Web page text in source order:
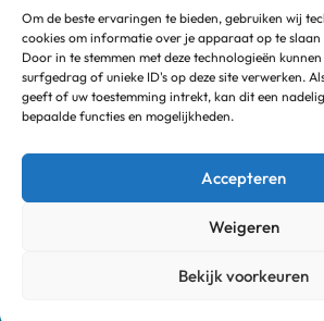
Om de beste ervaringen te bieden, gebruiken wij
cookies om informatie over je apparaat op te
Door in te stemmen met deze technologieën
surfgedrag of unieke ID's op deze site verwerken.
geeft of uw toestemming intrekt, kan dit een
bepaalde functies en mogelijkheden.
Accepteren
Weigeren
Bekijk voorkeuren
Volg ons
Linkedin
Links
NVN
Nieren.nl
Copyright 2026 © Nederlandse Federatie
Een productie van
MEDonline